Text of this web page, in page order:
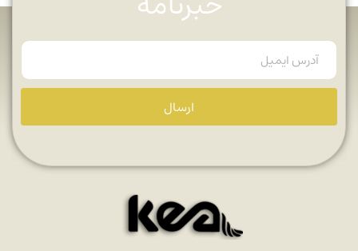
ارسال